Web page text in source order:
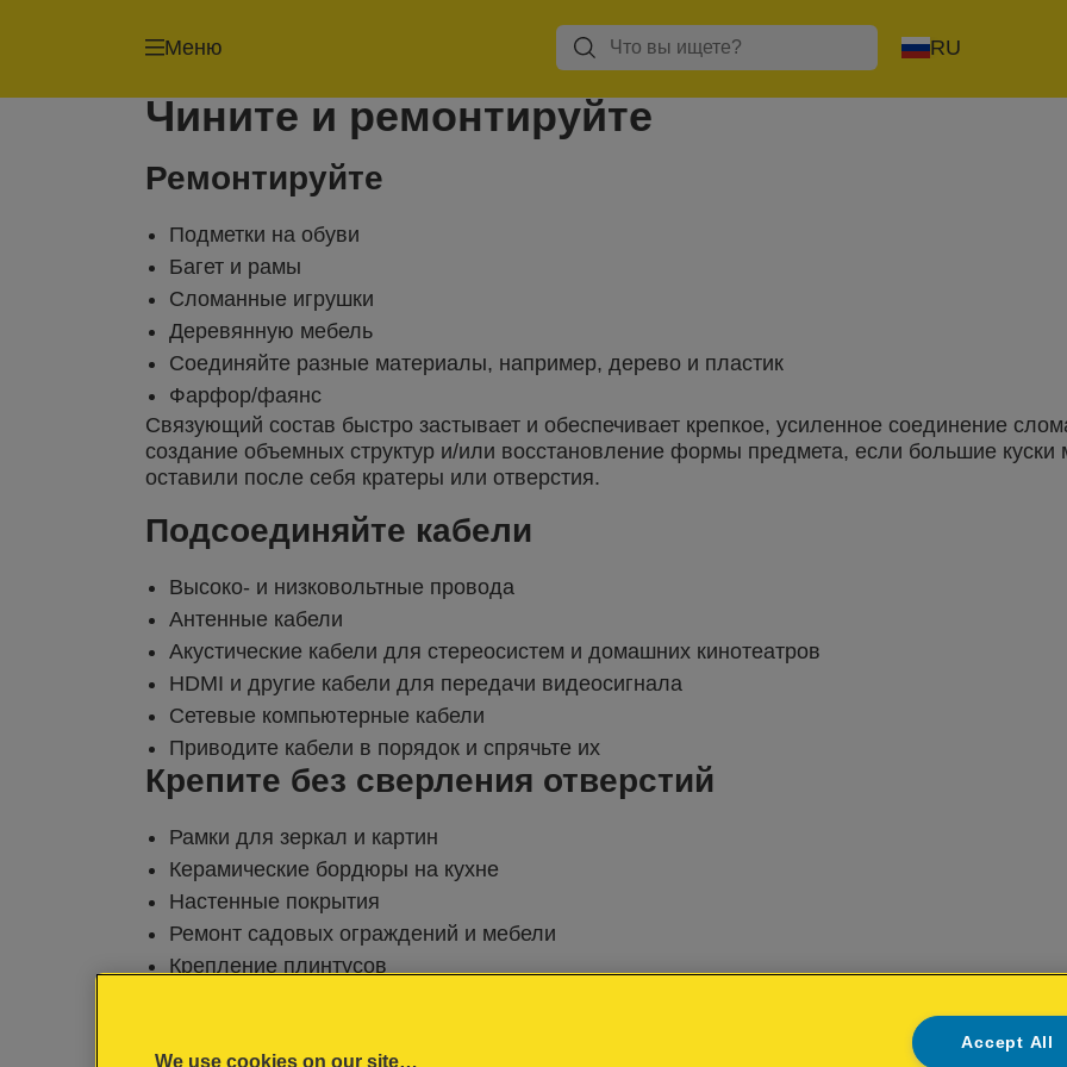
Меню RU
Чините и ремонтируйте
Ремонтируйте
Подметки на обуви
Багет и рамы
Сломанные игрушки
Деревянную мебель
Соединяйте разные материалы, например, дерево и пластик
Фарфор/фаянс
Связующий состав быстро застывает и обеспечивает крепкое, усиленное соединение
создание объемных структур и/или восстановление формы предмета, если большие
оставили после себя кратеры или отверстия.
Подсоединяйте кабели
Высоко- и низковольтные провода
Антенные кабели
Акустические кабели для стереосистем и домашних кинотеатров
HDMI и другие кабели для передачи видеосигнала
Сетевые компьютерные кабели
Приводите кабели в порядок и спрячьте их
Крепите без сверления отверстий
Рамки для зеркал и картин
Керамические бордюры на кухне
Настенные покрытия
Ремонт садовых ограждений и мебели
Крепление плинтусов
Для всех видов использования и проектов Rapid предлагает идеальный инструмент.
стержни. Для достижения наилучшего результата используйте разноцветные клеевые
We use cookies on our site…
Accept All